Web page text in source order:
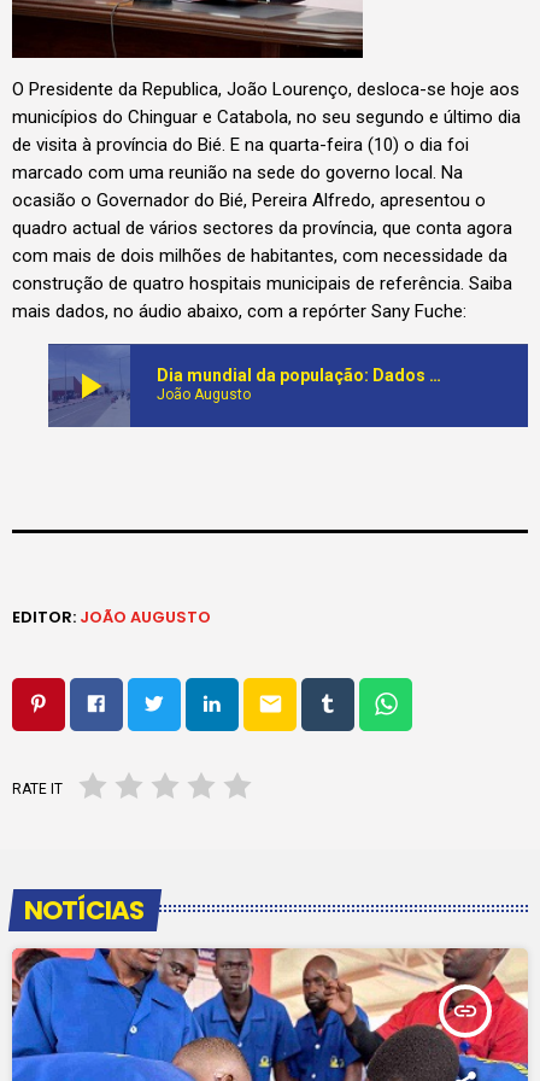
O Presidente da Republica, João Lourenço, desloca-se hoje aos
municípios do Chinguar e Catabola, no seu segundo e último dia
de visita à província do Bié. E na quarta-feira (10) o dia foi
marcado com uma reunião na sede do governo local. Na
ocasião o Governador do Bié, Pereira Alfredo, apresentou o
quadro actual de vários sectores da província, que conta agora
com mais de dois milhões de habitantes, com necessidade da
construção de quatro hospitais municipais de referência. Saiba
mais dados, no áudio abaixo, com a repórter Sany Fuche:
play_arrow Dia mundial da população: Dados apontam que Bié conta com mais de dois milhões de habitantes que necessitam da construção de quatro hospitais municipais de referência
João Augusto
EDITOR: JOÃO AUGUSTO
email
RATE IT
NOTÍCIAS
insert_link